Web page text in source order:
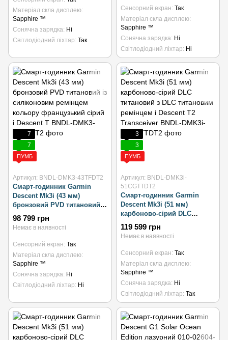
Матеріал скла дисплею
Sapphire ™
Сонячна зарядка Ні
Світлодіодний ліхтар Так
Сенсорний екран Так
Матеріал скла дисплею
Sapphire ™
Сонячна зарядка Ні
Світлодіодний ліхтар
Ні
7
7
ПУМБ
Артикул: BNDL-DMK3-43TFDT2
Смарт-годинник Garmin
Descent Mk3i (43 мм)
бронзовий PVD титановий із
силіконовим ремінцем
кольору французький сірий
98 799 грн
Немає в наявності
Сенсорний екран Так
Матеріал скла дисплею
Sapphire ™
Сонячна зарядка Ні
Світлодіодний ліхтар
Ні
3
3
ПУМБ
Артикул: BNDL-DMK3i-
51CGTTDT2
Смарт-годинник Garmin
Descent Mk3i (51 мм)
карбоново-сірий DLC
титановий з DLC титановим
ремінцем і Descent T2
119 599 грн
Немає в наявності
Сенсорний екран Так
Матеріал скла дисплею
Sapphire ™
Сонячна зарядка Ні
Світлодіодний ліхтар Так